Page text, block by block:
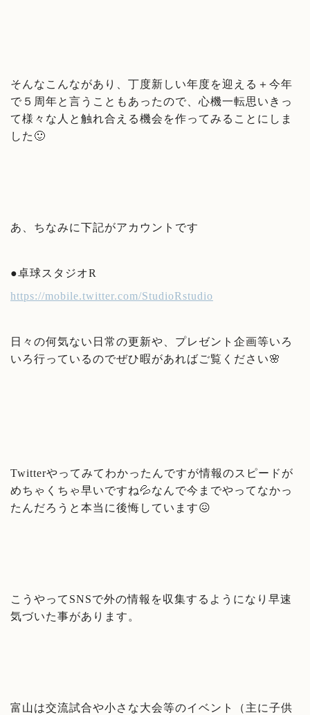
そんなこんながあり、丁度新しい年度を迎える＋今年
で５周年と言うこともあったので、心機一転思いきっ
て様々な人と触れ合える機会を作ってみることにしま
した🙂
あ、ちなみに下記がアカウントです
●卓球スタジオR
https://mobile.twitter.com/StudioRstudio
日々の何気ない日常の更新や、プレゼント企画等いろ
いろ行っているのでぜひ暇があればご覧ください🌸
Twitterやってみてわかったんですが情報のスピードが
めちゃくちゃ早いですね💦なんで今までやってなかっ
たんだろうと本当に後悔しています😖
こうやってSNSで外の情報を収集するようになり早速
気づいた事があります。
富山は交流試合や小さな大会等のイベント（主に子供